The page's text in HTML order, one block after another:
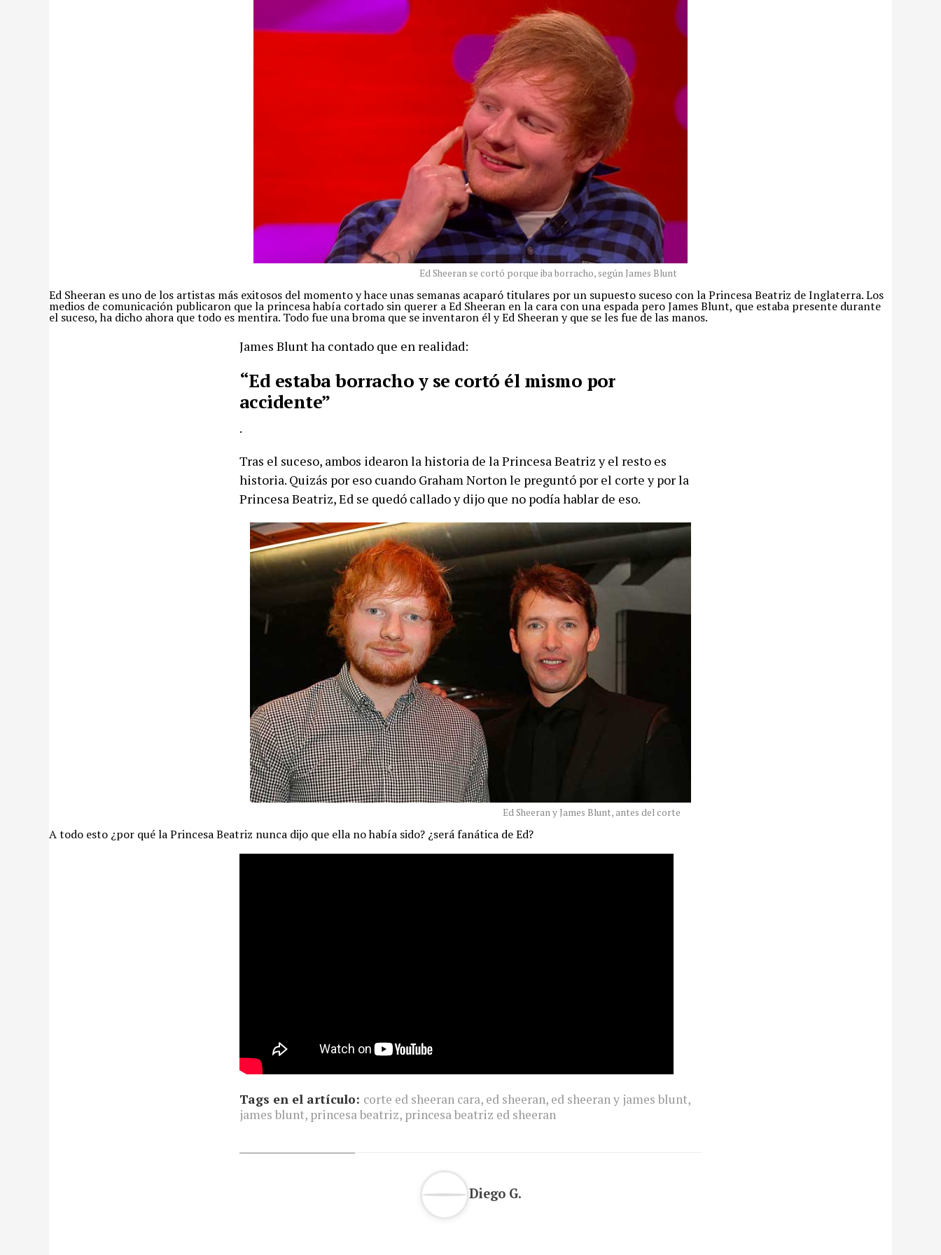
Ed Sheeran se cortó porque iba borracho, según James Blunt
Ed Sheeran es uno de los artistas más exitosos del momento y hace unas semanas acaparó titulares por un supuesto suceso con la Princesa Beatriz de Inglaterra. Los
medios de comunicación publicaron que la princesa había cortado sin querer a Ed Sheeran en la cara con una espada pero James Blunt, que estaba presente durante
el suceso, ha dicho ahora que todo es mentira. Todo fue una broma que se inventaron él y Ed Sheeran y que se les fue de las manos.
James Blunt ha contado que en realidad:
“Ed estaba borracho y se cortó él mismo por
accidente”
.
Tras el suceso, ambos idearon la historia de la Princesa Beatriz y el resto es
historia. Quizás por eso cuando Graham Norton le preguntó por el corte y por la
Princesa Beatriz, Ed se quedó callado y dijo que no podía hablar de eso.
Ed Sheeran y James Blunt, antes del corte
A todo esto ¿por qué la Princesa Beatriz nunca dijo que ella no había sido? ¿será fanática de Ed?
Tags en el artículo: corte ed sheeran cara, ed sheeran, ed sheeran y james blunt,
james blunt, princesa beatriz, princesa beatriz ed sheeran
Diego G.